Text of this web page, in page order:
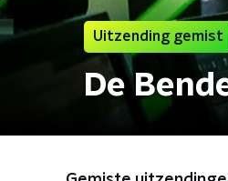
Uitzending gemist
De